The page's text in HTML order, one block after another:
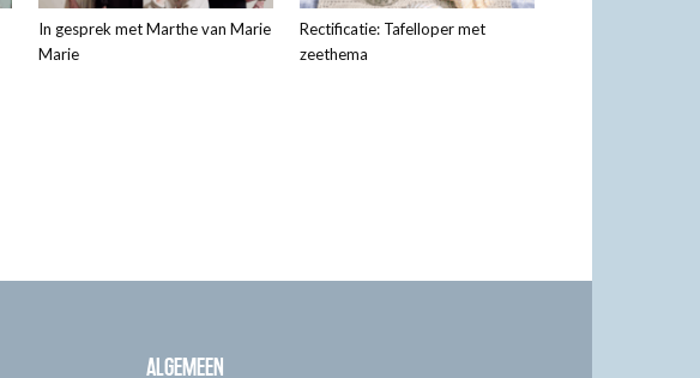
In gesprek met Marthe van Marie
Marie
Rectificatie: Tafelloper met
zeethema
ALGEMEEN